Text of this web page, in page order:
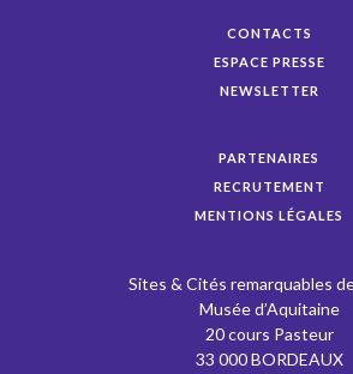
CONTACTS
ESPACE PRESSE
NEWSLETTER
PARTENAIRES
RECRUTEMENT
MENTIONS LÉGALES
Sites & Cités remarquables
Musée d’Aquitaine
20 cours Pasteur
33 000 BORDEAUX